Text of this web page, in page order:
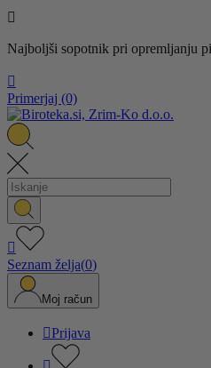

Najboljši sopotnik pri opremljanju

Primerjaj (0)

Seznam želja(0)
Moj račun
Prijava